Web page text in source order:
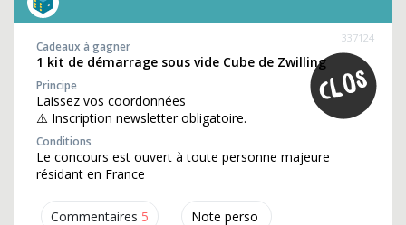
Commentaires 5 Note perso
337124
Cadeaux à gagner
1 kit de démarrage sous vide Cube de Zwilling
Principe
Laissez vos coordonnées
⚠️ Inscription newsletter obligatoire.
Conditions
Le concours est ouvert à toute personne majeure
résidant en France